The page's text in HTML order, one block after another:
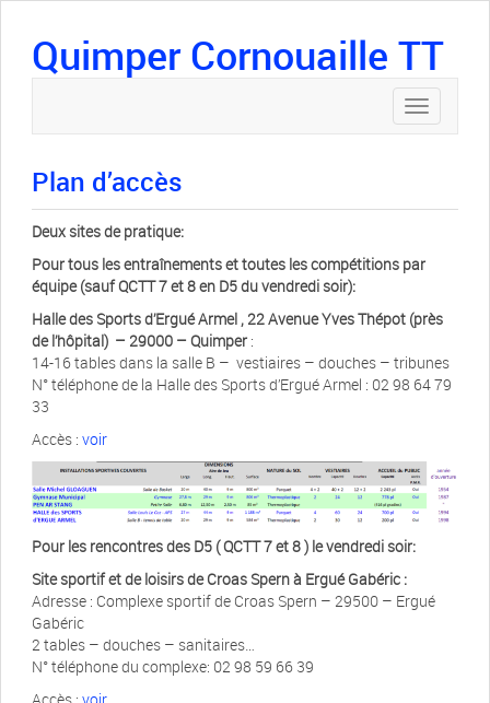
Quimper Cornouaille TT
Toggle
navigation
Plan d’accès
Deux sites de pratique:
Pour tous les entraînements et toutes les compétitions par
équipe (sauf QCTT 7 et 8 en D5 du vendredi soir):
Halle des Sports d’Ergué Armel , 22 Avenue Yves Thépot (près
de l’hôpital) – 29000 – Quimper :
14-16 tables dans la salle B – vestiaires – douches – tribunes
N° téléphone de la Halle des Sports d’Ergué Armel : 02 98 64 79
33
Accès : voir
Pour les rencontres des D5 ( QCTT 7 et 8 ) le vendredi soir:
Site sportif et de loisirs de Croas Spern à Ergué Gabéric :
Adresse : Complexe sportif de Croas Spern – 29500 – Ergué
Gabéric
2 tables – douches – sanitaires…
N° téléphone du complexe: 02 98 59 66 39